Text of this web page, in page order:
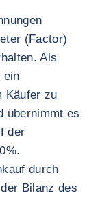
(Factor)
Als
ein
Käufer zu
übernimmt es
der
durch
Bilanz des